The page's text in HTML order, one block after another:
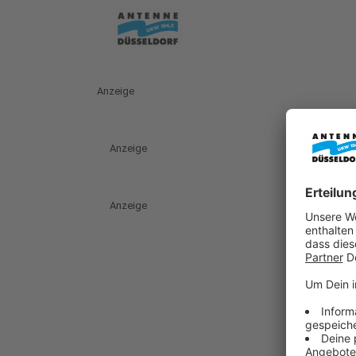
Anzeige
Anzeige
Anzeige